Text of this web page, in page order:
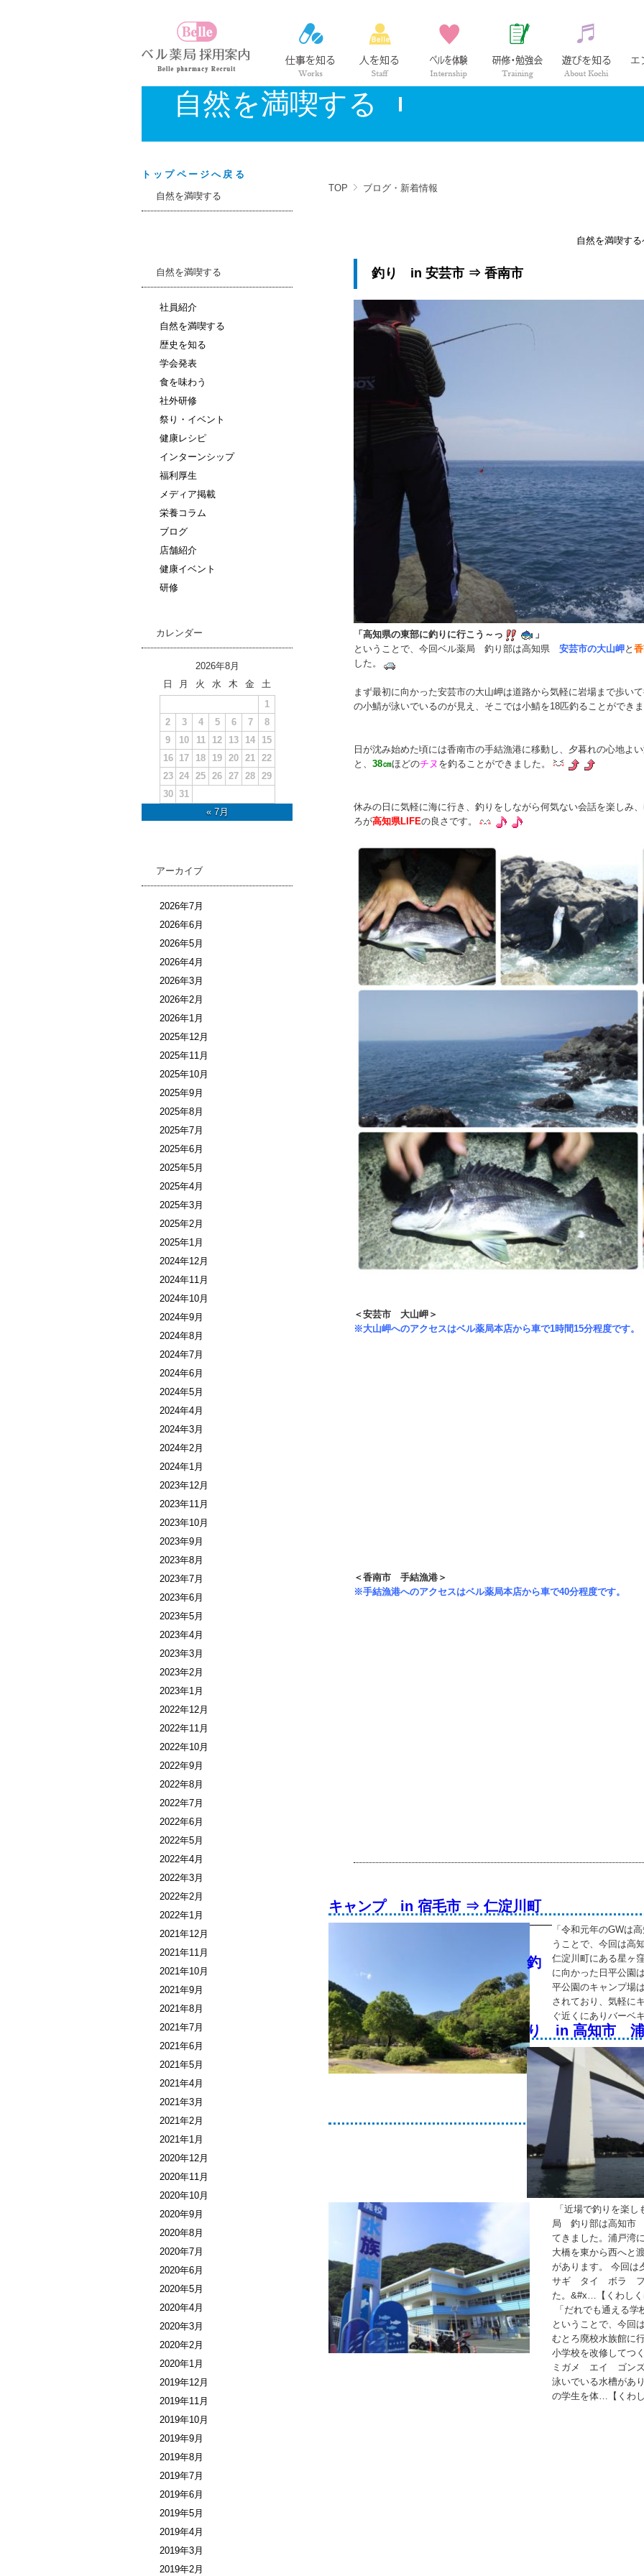
ベル薬局の仕事 社員紹介 インターンシップ 研修・勉強会 高知の
自然を満喫する
TOP ブログ・新着情報
自然を満喫する
釣り in 安芸市 ⇒ 香南市
「高知県の東部に釣りに行こう～っ
」
ということで、今回ベル薬局 釣り部は高知県 安芸市の大山岬と
した。
まず最初に向かった安芸市の大山岬は道路から気軽に岩場まで歩い
の小鯖が泳いでいるのが見え、そこでは小鯖を18匹釣ることができま
日が沈み始めた頃には香南市の手結漁港に移動し、夕暮れの心地よ
と、 38㎝ほどのチヌ を釣ることができました。
休みの日に気軽に海に行き、釣りをしながら何気ない会話を楽しみ
ろが高知県LIFEの良さです。
＜安芸市 大山岬＞
※大山岬へのアクセスはベル薬局本店から車で1時間15分程度です。
＜香南市 手結漁港＞
※手結漁港へのアクセスはベル薬局本店から車で40分程度です。
キャンプ in 宿毛市 ⇒ 仁淀川町
「令和元年のGWは
うことで、今回は高
仁淀川町にある星ヶ
に向かった日平公園
平公園のキャンプ場
されており、気軽に
ぐ近くにありバーベ
釣
り in 高知市 浦
「近場で釣りを楽
局 釣り部は高知市
てきました。浦戸湾
大橋を東から西へと
があります。 今回
サギ タイ ボラ フ
た。&#x…【くわしく
「だれでも通える
ということで、今回
むとろ廃校水族館に
小学校を改修してつ
ミガメ エイ ゴン
泳いでいる水槽があ
の学生を体…【くわし
トップページへ戻る
自然を満喫する
自然を満喫する
社員紹介
自然を満喫する
歴史を知る
学会発表
食を味わう
社外研修
祭り・イベント
健康レシピ
インターンシップ
福利厚生
メディア掲載
栄養コラム
ブログ
店舗紹介
健康イベント
研修
カレンダー
2026年8月
日
月 火 水 木 金
土
1
2
3 4 5 6 7
8
9
10 11 12 13 14
15
16
17 18 19 20 21 22
23 24 25 26 27 28 29
30 31
« 7月
アーカイブ
2026年7月
2026年6月
2026年5月
2026年4月
2026年3月
2026年2月
2026年1月
2025年12月
2025年11月
2025年10月
2025年9月
2025年8月
2025年7月
2025年6月
2025年5月
2025年4月
2025年3月
2025年2月
2025年1月
2024年12月
2024年11月
2024年10月
2024年9月
2024年8月
2024年7月
2024年6月
2024年5月
2024年4月
2024年3月
2024年2月
2024年1月
2023年12月
2023年11月
2023年10月
2023年9月
2023年8月
2023年7月
2023年6月
2023年5月
2023年4月
2023年3月
2023年2月
2023年1月
2022年12月
2022年11月
2022年10月
2022年9月
2022年8月
2022年7月
2022年6月
2022年5月
2022年4月
2022年3月
2022年2月
2022年1月
2021年12月
2021年11月
2021年10月
2021年9月
2021年8月
2021年7月
2021年6月
2021年5月
2021年4月
2021年3月
2021年2月
2021年1月
2020年12月
2020年11月
2020年10月
2020年9月
2020年8月
2020年7月
2020年6月
2020年5月
2020年4月
2020年3月
2020年2月
2020年1月
2019年12月
2019年11月
2019年10月
2019年9月
2019年8月
2019年7月
2019年6月
2019年5月
2019年4月
2019年3月
2019年2月